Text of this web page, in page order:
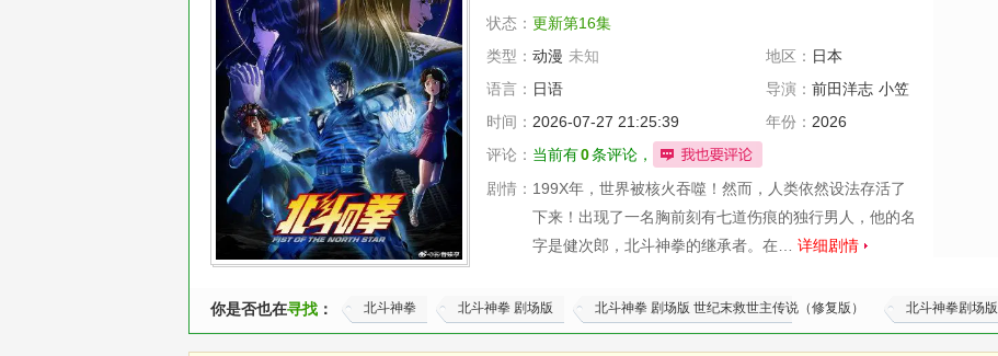
状态： 更新第16集
类型： 动漫 未知 地区： 日本
语言： 日语 导演： 前田洋志 小笠
原一馬
时间： 2026-07-27 21:25:39 年份： 2026
评论： 当前有0条评论，
剧情： 199X年，世界被核火吞噬！然而，人类依然设法存活了
下来！出现了一名胸前刻有七道伤痕的独行男人，他的名
字是健次郎，北斗神拳的继承者。在… 详细剧情
你是否也在寻找 ： 北斗神拳 北斗神拳 剧场版 北斗神拳 剧场版 世纪末救世主传说（修复版） 北斗神拳剧场版